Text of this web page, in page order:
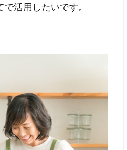
活用したいです。